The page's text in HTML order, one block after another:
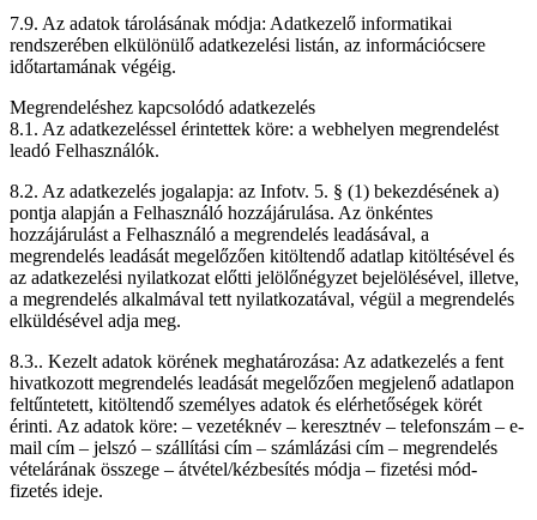
7.9. Az adatok tárolásának módja: Adatkezelő informatikai
rendszerében elkülönülő adatkezelési listán, az információcsere
időtartamának végéig.
Megrendeléshez kapcsolódó adatkezelés
8.1. Az adatkezeléssel érintettek köre: a webhelyen megrendelést
leadó Felhasználók.
8.2. Az adatkezelés jogalapja: az Infotv. 5. § (1) bekezdésének a)
pontja alapján a Felhasználó hozzájárulása. Az önkéntes
hozzájárulást a Felhasználó a megrendelés leadásával, a
megrendelés leadását megelőzően kitöltendő adatlap kitöltésével és
az adatkezelési nyilatkozat előtti jelölőnégyzet bejelölésével, illetve,
a megrendelés alkalmával tett nyilatkozatával, végül a megrendelés
elküldésével adja meg.
8.3.. Kezelt adatok körének meghatározása: Az adatkezelés a fent
hivatkozott megrendelés leadását megelőzően megjelenő adatlapon
feltűntetett, kitöltendő személyes adatok és elérhetőségek körét
érinti. Az adatok köre: – vezetéknév – keresztnév – telefonszám – e-
mail cím – jelszó – szállítási cím – számlázási cím – megrendelés
vételárának összege – átvétel/kézbesítés módja – fizetési mód-
fizetés ideje.